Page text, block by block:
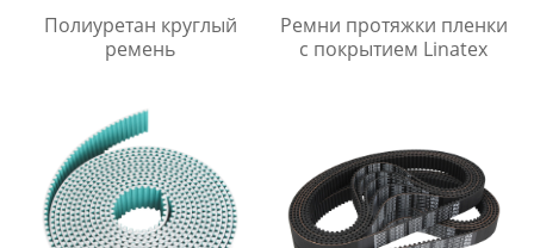
Полиуретан круглый
ремень
Ремни протяжки пленки
с покрытием Linatex